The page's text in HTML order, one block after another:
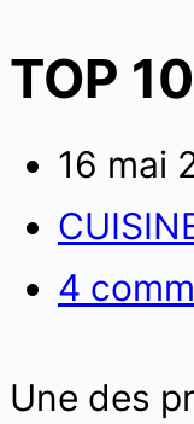
TOP
16 mai
4
Une des